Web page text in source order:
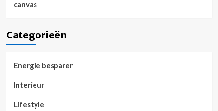
canvas
Categorieën
Energie besparen
Interieur
Lifestyle